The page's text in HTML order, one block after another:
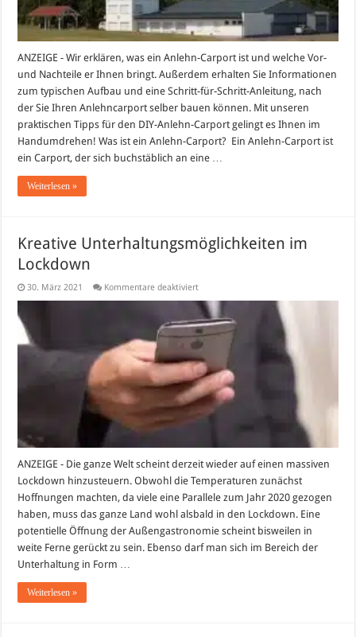
ANZEIGE - Wir erklären, was ein Anlehn-Carport ist und welche Vor-
und Nachteile er Ihnen bringt. Außerdem erhalten Sie Informationen
zum typischen Aufbau und eine Schritt-für-Schritt-Anleitung, nach
der Sie Ihren Anlehncarport selber bauen können. Mit unseren
praktischen Tipps für den DIY-Anlehn-Carport gelingt es Ihnen im
Handumdrehen! Was ist ein Anlehn-Carport? Ein Anlehn-Carport ist
ein Carport, der sich buchstäblich an eine …
Weiterlesen »
Kreative Unterhaltungsmöglichkeiten im
Lockdown
30. März 2021 Kommentare deaktiviertfür
Unterhaltungsmöglichkeiten
im
Lockdown
ANZEIGE - Die ganze Welt scheint derzeit wieder auf einen massiven
Lockdown hinzusteuern. Obwohl die Temperaturen zunächst
Hoffnungen machten, da viele eine Parallele zum Jahr 2020 gezogen
haben, muss das ganze Land wohl alsbald in den Lockdown. Eine
potentielle Öffnung der Außengastronomie scheint bisweilen in
weite Ferne gerückt zu sein. Ebenso darf man sich im Bereich der
Unterhaltung in Form …
Weiterlesen »